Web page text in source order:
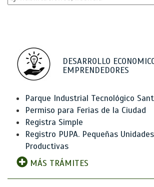
DESARROLLO
EMPRENDEDORES
Parque Industrial Tecnológico
Permiso para Ferias de la Ciudad
Registra Simple
Registro PUPA. Pequeñas Unidades
Productivas
MÁS TRÁMITES